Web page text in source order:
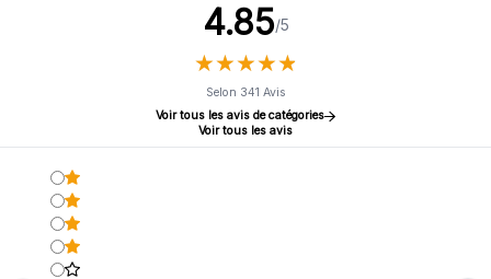
4.85/5
★★★★★
★★★★★
Selon 341 Avis
Voir tous les avis de catégories
Voir tous les avis